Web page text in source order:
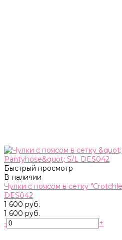
Быстрый просмотр
В наличии
Чулки с поясом в сетку
DES042
1 600 руб.
1 600 руб.
-
+